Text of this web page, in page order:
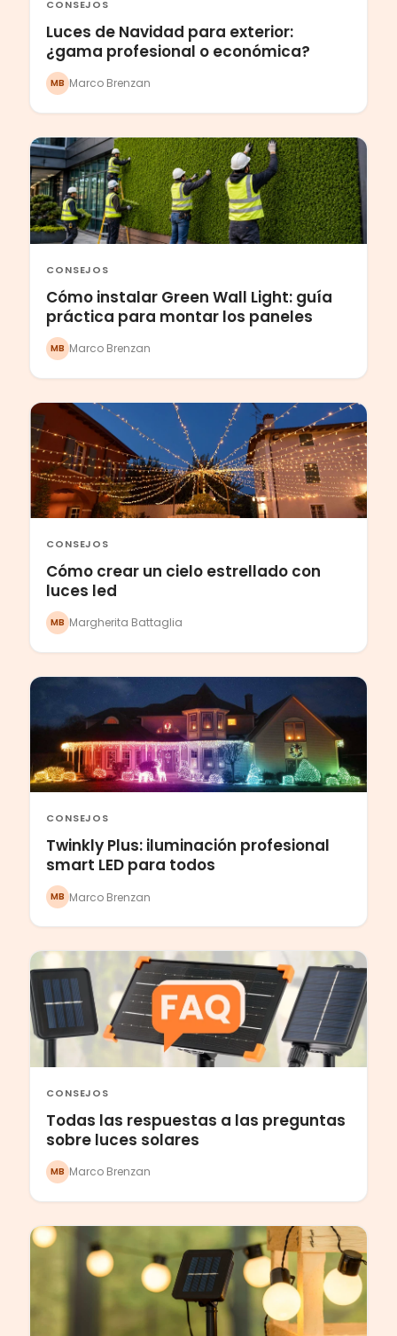
CONSEJOS
Luces de Navidad para exterior:
¿gama profesional o económica?
MB Marco Brenzan
CONSEJOS
Cómo instalar Green Wall Light: guía
práctica para montar los paneles
MB Marco Brenzan
CONSEJOS
Cómo crear un cielo estrellado con
luces led
MB Margherita Battaglia
CONSEJOS
Twinkly Plus: iluminación profesional
smart LED para todos
MB Marco Brenzan
CONSEJOS
Todas las respuestas a las preguntas
sobre luces solares
MB Marco Brenzan